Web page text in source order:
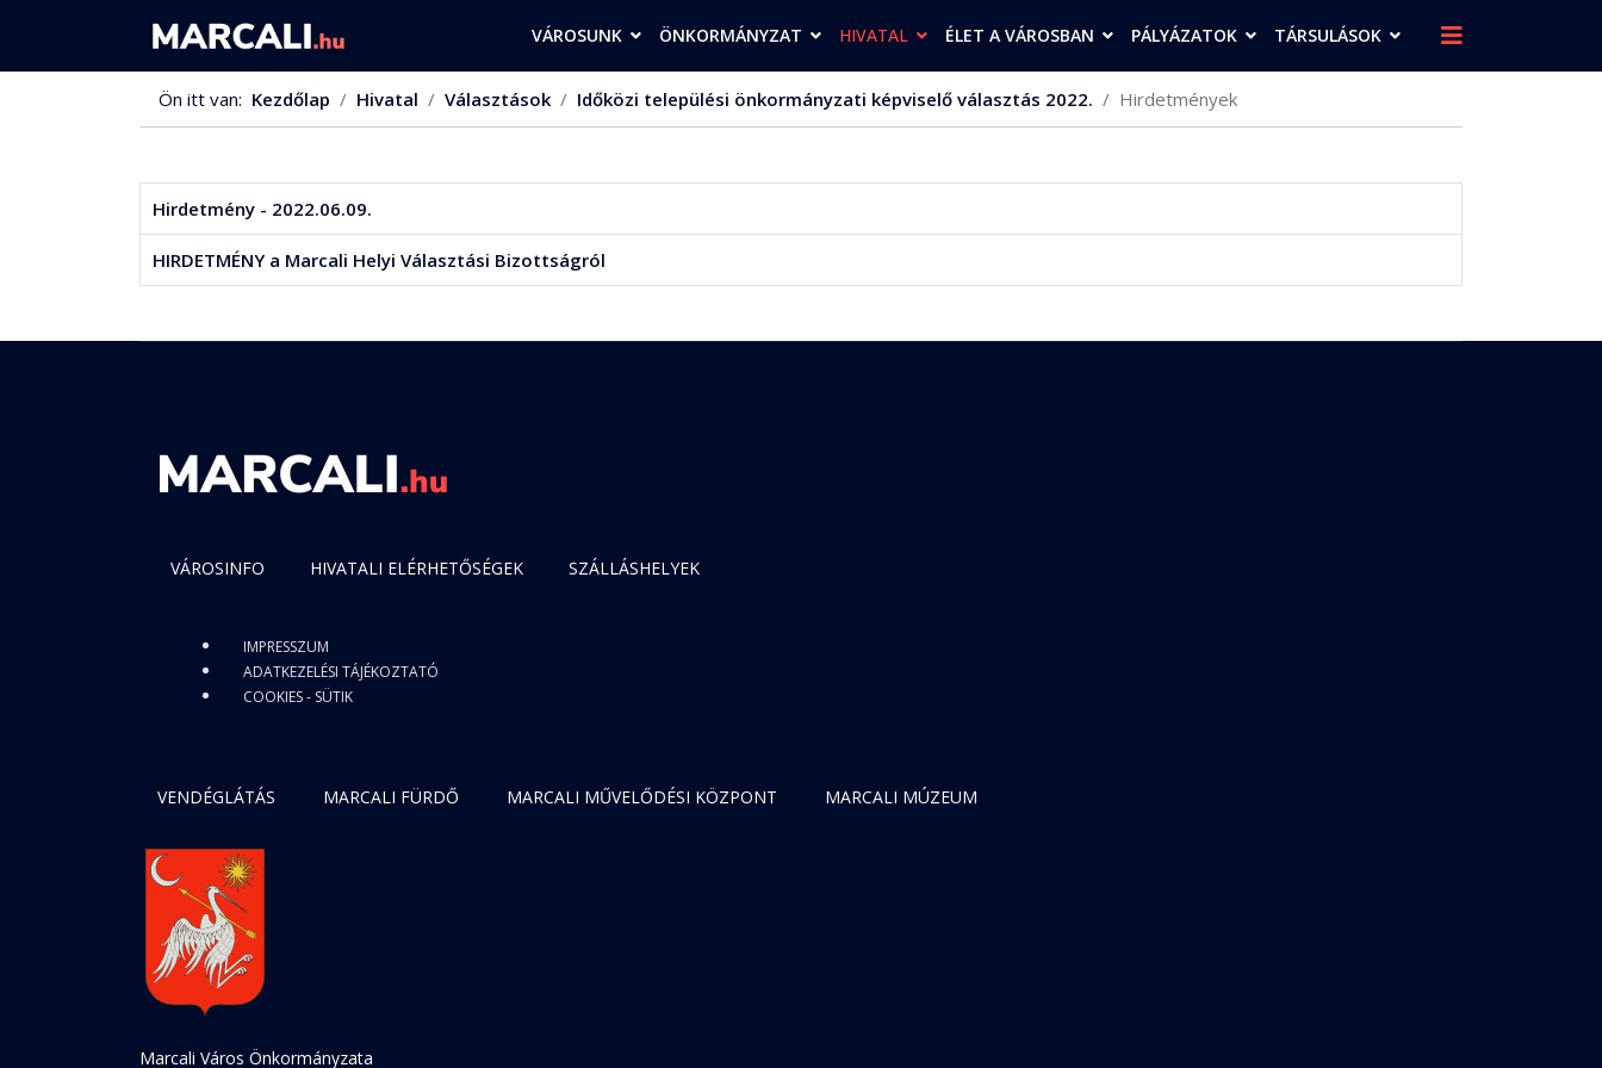
VÁROSUNK ÖNKORMÁNYZAT HIVATAL ÉLET A VÁROSBAN PÁLYÁZATOK TÁRSULÁSOK
Ön itt van: Kezdőlap Hivatal Választások Időközi települési önkormányzati képviselő választás 2022. Hirdetmények
Hirdetmény - 2022.06.09.
HIRDETMÉNY a Marcali Helyi Választási Bizottságról
VÁROSINFO HIVATALI ELÉRHETŐSÉGEK SZÁLLÁSHELYEK
IMPRESSZUM
ADATKEZELÉSI TÁJÉKOZTATÓ
COOKIES - SÜTIK
VENDÉGLÁTÁS MARCALI FÜRDŐ MARCALI MŰVELŐDÉSI KÖZPONT MARCALI MÚZEUM
Marcali Város Önkormányzata